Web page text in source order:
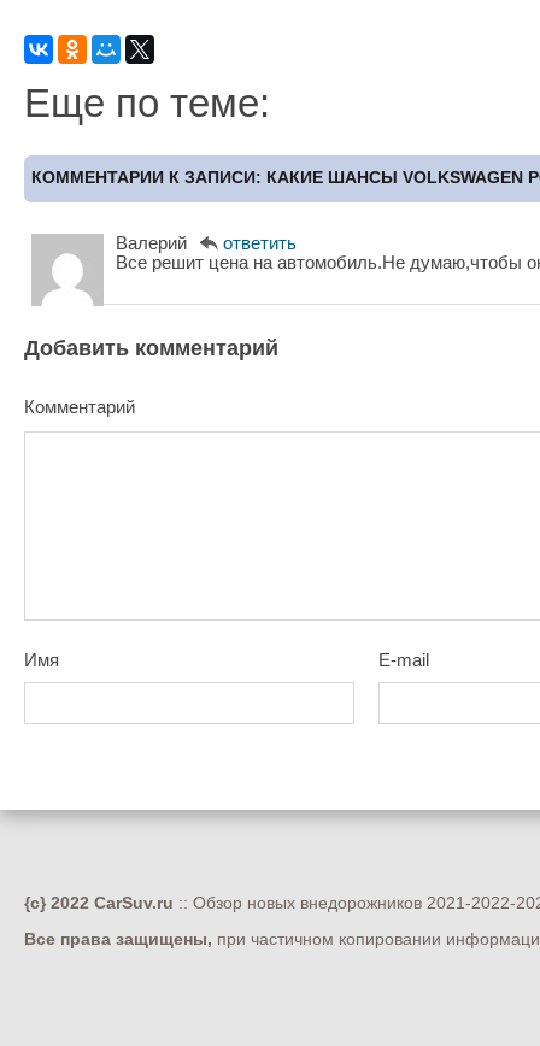
Еще по теме:
КОММЕНТАРИИ К ЗАПИСИ: КАКИЕ ШАНСЫ VOLKSWAGEN
Валерий
ответить
Все решит цена на автомобиль.Не думаю,чтобы
Добавить комментарий
Комментарий
Имя E-mail
{c} 2022 CarSuv.ru :: Обзор новых внедорожников 2021-2022-
Все права защищены, при частичном копировании